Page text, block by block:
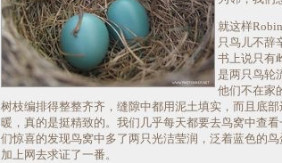
就这样
只鸟儿不辞
书上说只有
是两只鸟轮
他们不在家
树枝编排得整整齐齐，缝隙中都用泥土填实，而且底
暖，真的是挺精致的。我们几乎每天都要去鸟窝中查
们惊喜的发现鸟窝中多了两只光洁莹润，泛着蓝色的
加上网去求证了一番。